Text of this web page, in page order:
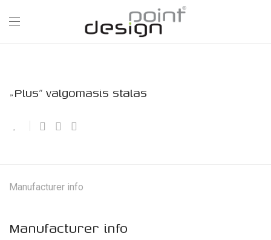
„Plus” valgomasis stalas
Manufacturer info
Manufacturer info